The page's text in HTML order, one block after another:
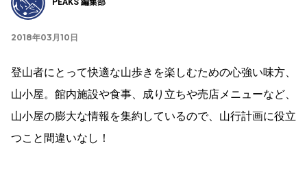
PEAKS 編集部
2018年03月10日
登山者にとって快適な山歩きを楽しむための心強い味方、
山小屋。館内施設や食事、成り立ちや売店メニューなど、
山小屋の膨大な情報を集約しているので、山行計画に役立
つこと間違いなし！